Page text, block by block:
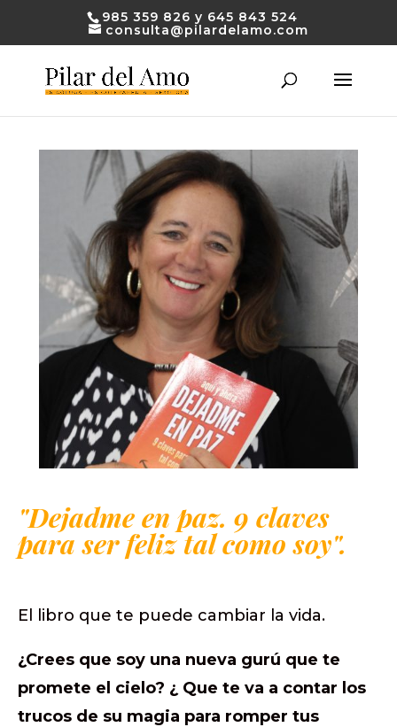
985 359 826 y 645 843 524
consulta@pilardelamo.com
"Dejadme en paz. 9 claves
para ser feliz tal como soy".
El libro que te puede cambiar la vida.
¿Crees que soy una nueva gurú que te
promete el cielo? ¿ Que te va a contar los
trucos de su magia para romper tus